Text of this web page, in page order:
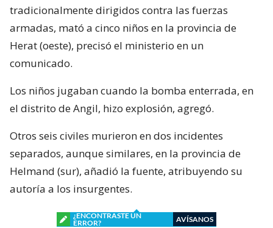
tradicionalmente dirigidos contra las fuerzas
armadas, mató a cinco niños en la provincia de
Herat (oeste), precisó el ministerio en un
comunicado.
Los niños jugaban cuando la bomba enterrada, en
el distrito de Angil, hizo explosión, agregó.
Otros seis civiles murieron en dos incidentes
separados, aunque similares, en la provincia de
Helmand (sur), añadió la fuente, atribuyendo su
autoría a los insurgentes.
¿ENCONTRASTE UN
ERROR?
AVÍSANOS